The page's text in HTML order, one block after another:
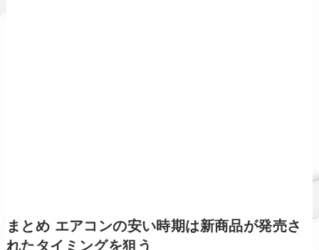
まとめ エアコンの安い時期は新商品が発売さ
れたタイミングを狙う